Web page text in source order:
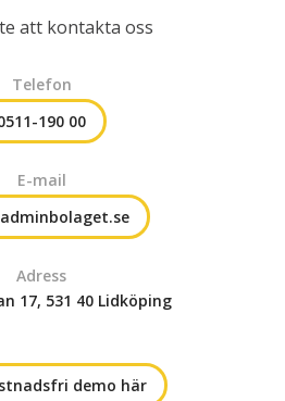
att kontakta oss
Telefon
190 00
E-mail
Adress
17, 531 40 Lidköping
demo här